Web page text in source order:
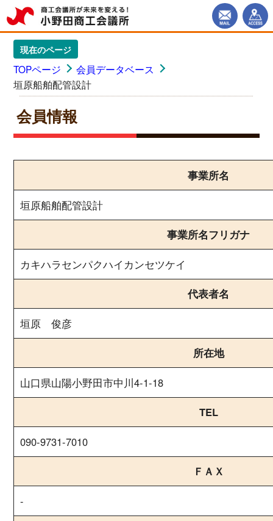
現在のページ
TOPページ
会員データベース
垣原船舶配管設計
会員情報
事業所名
垣原船舶配管設計
事業所名フリガナ
カキハラセンパクハイカンセツケイ
代表者名
垣原 俊彦
所在地
山口県山陽小野田市中川4-1-18
TEL
090-9731-7010
ＦＡＸ
-